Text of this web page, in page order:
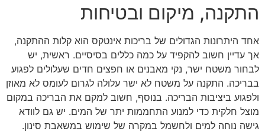
התקנה, מיקום ובטיחות
אחד היתרונות הגדולים של בריכות אינטקס הוא קלות ההתקנה,
אך עדיין חשוב להקפיד על כמה כללים בסיסיים. ראשית, יש
לבחור משטח ישר, נקי מאבנים או חפצים חדים שעלולים לפגוע
בבריכה. התקנה על משטח לא ישר עלולה לגרום לעומס לא מאוזן
ולפגוע ביציבות הבריכה. בנוסף, חשוב למקם את הבריכה במקום
מוצל חלקית כדי למנוע התחממות יתר של המים. יש גם לוודא
גישה נוחה למים ולחשמל במקרה של שימוש במשאבת סינון.